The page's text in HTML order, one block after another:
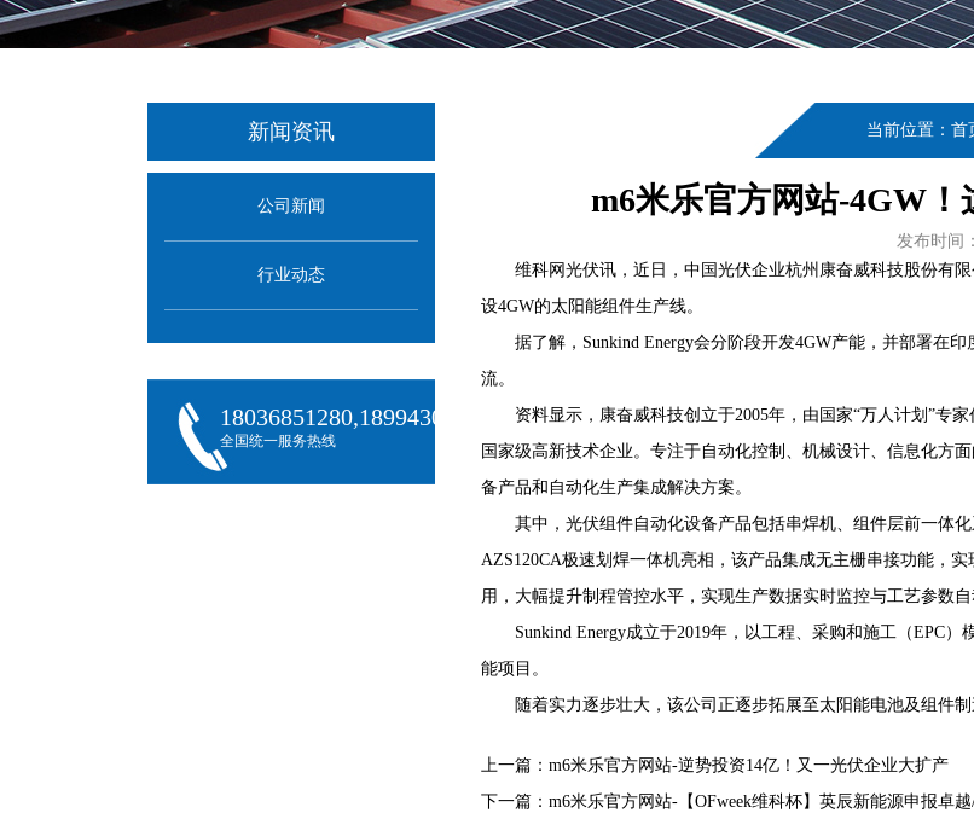
新闻资讯
公司新闻
行业动态
18036851280,18994301288,18068407382
全国统一服务热线
当前位置： 首
m6米乐官方网站-4GW
发布时间
维科网光伏讯，近日，中国光伏企业杭州康奋威科技股份有
设4GW的太阳能组件生产线。
据了解，Sunkind Energy会分阶段开发4GW产能，并部署在
流。
资料显示，康奋威科技创立于2005年，由国家“万人计划”专
国家级高新技术企业。专注于自动化控制、机械设计、信息化方
备产品和自动化生产集成解决方案。
其中，光伏组件自动化设备产品包括串焊机、组件层前一体
AZS120CA极速划焊一体机亮相，该产品集成无主栅串接功能，
用，大幅提升制程管控水平，实现生产数据实时监控与工艺参数自
Sunkind Energy成立于2019年，以工程、采购和施工（EPC
能项目。
随着实力逐步壮大，该公司正逐步拓展至太阳能电池及组件
上一篇： m6米乐官方网站-逆势投资14亿！又一光伏企业大扩产
下一篇： m6米乐官方网站-【OFweek维科杯】英辰新能源申报卓